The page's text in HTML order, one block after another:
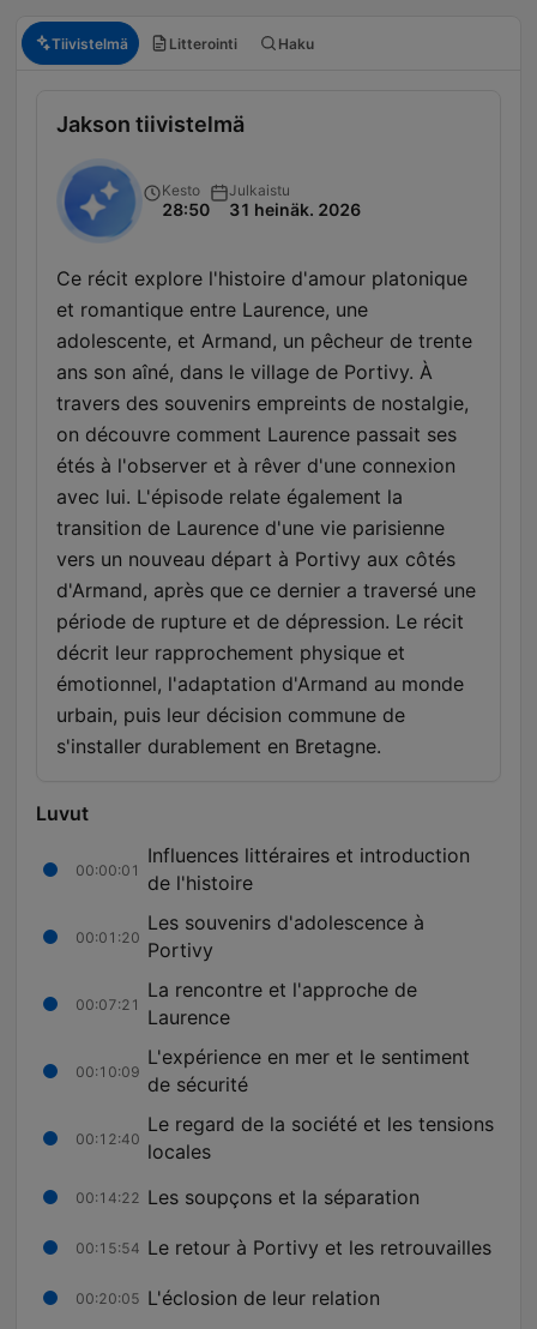
Tiivistelmä Litterointi Haku
Jakson tiivistelmä
Kesto
28:50
Julkaistu
31 heinäk. 2026
Ce récit explore l'histoire d'amour platonique
et romantique entre Laurence, une
adolescente, et Armand, un pêcheur de trente
ans son aîné, dans le village de Portivy. À
travers des souvenirs empreints de nostalgie,
on découvre comment Laurence passait ses
étés à l'observer et à rêver d'une connexion
avec lui. L'épisode relate également la
transition de Laurence d'une vie parisienne
vers un nouveau départ à Portivy aux côtés
d'Armand, après que ce dernier a traversé une
période de rupture et de dépression. Le récit
décrit leur rapprochement physique et
émotionnel, l'adaptation d'Armand au monde
urbain, puis leur décision commune de
s'installer durablement en Bretagne.
Luvut
00:00:01
Influences littéraires et introduction
de l'histoire
00:01:20
Les souvenirs d'adolescence à
Portivy
00:07:21
La rencontre et l'approche de
Laurence
00:10:09
L'expérience en mer et le sentiment
de sécurité
00:12:40
Le regard de la société et les tensions
locales
00:14:22 Les soupçons et la séparation
00:15:54 Le retour à Portivy et les retrouvailles
00:20:05 L'éclosion de leur relation